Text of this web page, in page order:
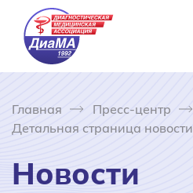
Главная Пресс-центр
Детальная страница новости
Новости